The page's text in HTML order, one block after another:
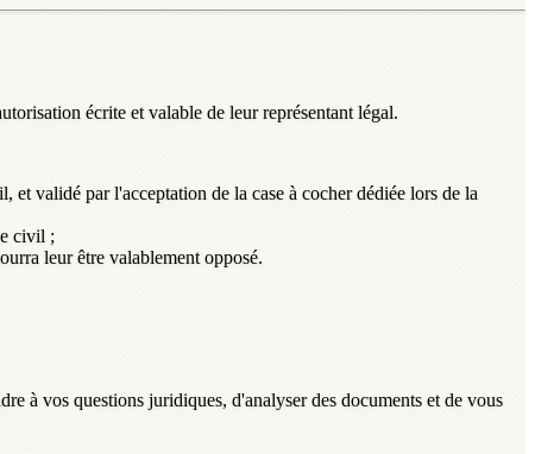
écrite et valable de leur représentant légal.
validé par l'acceptation de la case à cocher dédiée lors de la
civil ;
leur être valablement opposé.
à vos questions juridiques, d'analyser des documents et de vous